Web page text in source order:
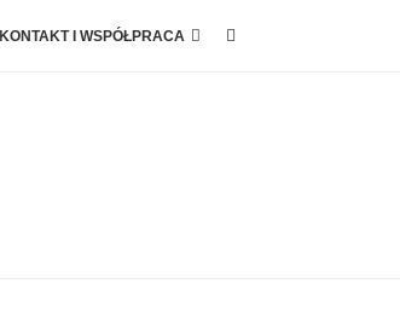
KONTAKT I WSPÓŁPRACA